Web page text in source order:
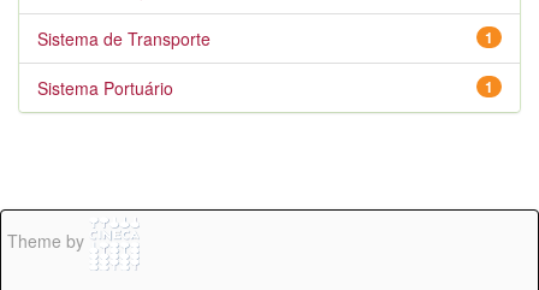
1
Sistema de Transporte
1
Sistema Portuário
Theme by